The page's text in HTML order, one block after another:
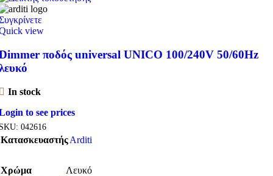
view
ποδός universal UNICO 100/240V 50/60Hz
In stock
to see prices
042616
ΚατασκευαστήςArditi
Χρώμα Λευκό